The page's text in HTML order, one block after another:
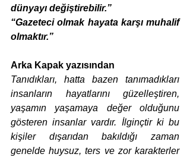
dünyayı değiştirebilir.”
“Gazeteci olmak hayata karşı muhalif
olmaktır.”
Arka Kapak yazısından
Tanıdıkları, hatta bazen tanımadıkları
insanların hayatlarını güzelleştiren,
yaşamın yaşamaya değer olduğunu
gösteren insanlar vardır. İlginçtir ki bu
kişiler dışarıdan bakıldığı zaman
genelde huysuz, ters ve zor karakterler